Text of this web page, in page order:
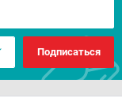
Подписаться